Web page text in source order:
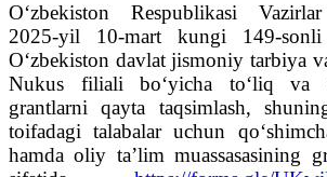
O‘zbekiston Respublikasi
2025-yil 10-mart kungi 149-sonli
O‘zbekiston davlat jismoniy tarbiya
Nukus filiali bo‘yicha to‘liq va
grantlarni qayta taqsimlash,
toifadagi talabalar uchun
hamda oliy ta’lim muassasasining